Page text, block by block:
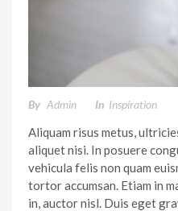
By Admin In Inspiration
Aliquam risus metus,
aliquet nisi. In posuere
vehicula felis non quam
tortor accumsan. Etiam in
in, auctor nisl. Duis eget